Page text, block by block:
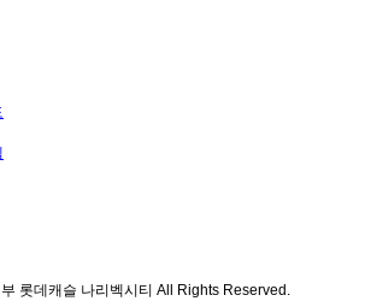
롯데캐슬 나리벡시티 All Rights Reserved.